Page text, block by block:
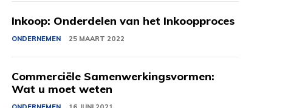
Inkoop: Onderdelen van het Inkoopproces
ONDERNEMEN 25 MAART 2022
Commerciële Samenwerkingsvormen:
Wat u moet weten